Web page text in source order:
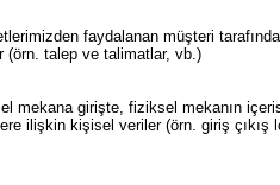
faydalanan müşteri
(örn. talep ve talimatlar, vb.)
mekana girişte, fiziksel mekanın
ilişkin kişisel veriler (örn. giriş çıkış